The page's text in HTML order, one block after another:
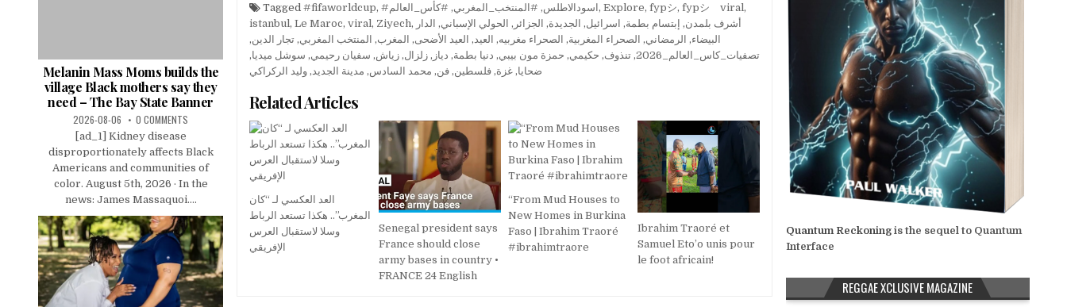
Tagged#fifaworldcup, #اسودالاطلس, #المنتخب_المغربي, #كأس_العالم ,Explore,fypシ,fypシ゚viral ,
istanbul ,Le Maroc,viral , Ziyech, أشرف بلمدن, إبتسام بطمة, اسرائيل, الجديدة, الجزائر , الحولي الإسباني,
الدار
البيضاء, الرمضاني, الصحراء المغربية, الصحراء مغربيه, العيد , العيد الأضحى, المغرب, المنتخب المغربي, تجار الدين,
تصفيات_كاس_العالم_2026
, تنذوف, حكيمي, حمزة مون بيبي, دنيا بطمة, دياز , زلزال, زياش, سفيان رحيمي, سوشل ميديا ,
ضحايا , غزة, فلسطين, فن, محمد السادس, مدينة الجديد , وليد الركراكي
Related Articles
العد العكسي لـ “كان
المغرب”.. هكذا تستعد الرباط
وسلا لاستقبال العرس
الإفريقي
Senegal president says
France should close
army bases in country •
FRANCE 24 English
“From Mud Houses to
New Homes in Burkina
Faso | Ibrahim Traoré
#ibrahimtraore
Ibrahim Traoré et
Samuel Eto’o unis pour
le foot africain!
Melanin Mass Moms builds the
village Black mothers say they
need – The Bay State Banner
2026-08-06 0 COMMENTS
[ad_1] Kidney disease
disproportionately affects Black
Americans and communities of
color. August 5th, 2026 · In the
news: James Massaquoi....
Quantum Reckoningis the sequel to Quantum
Interface
REGGAE XCLUSIVE MAGAZINE